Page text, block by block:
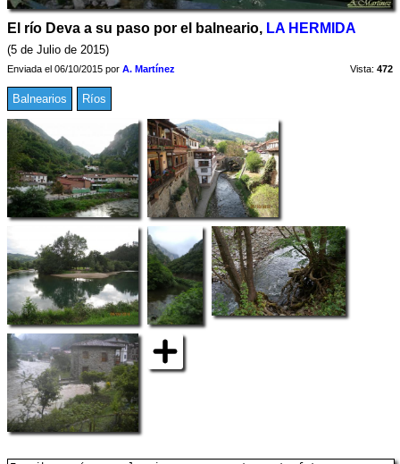
El río Deva a su paso por el balneario, LA HERMIDA
(5 de Julio de 2015)
Enviada el 06/10/2015 por A. Martínez Vista: 472
Balnearios Ríos